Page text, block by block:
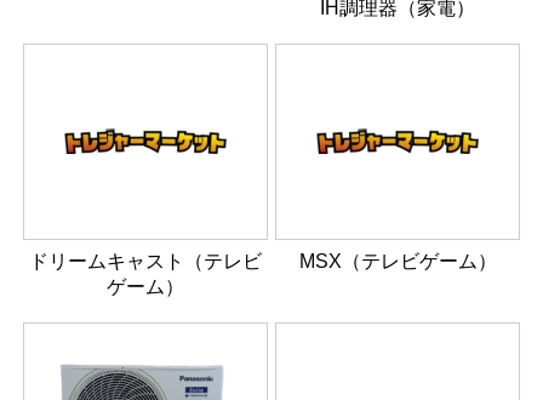
IH調理器（家電）
ドリームキャスト（テレビ
ゲーム）
MSX（テレビゲーム）